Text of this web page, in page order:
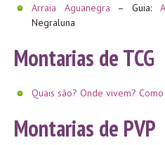
Arraia Aguanegra – Guia:
Negraluna
Montarias de TCG
Quais são? Onde vivem?
Montarias de PVP